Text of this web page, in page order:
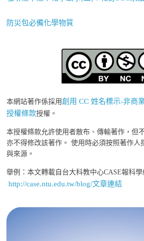
防災包必備化學物質
本網站著作係採用創用 CC 姓名標示-非商
授權條款授權。
本授權條款允許使用者散布、傳輸著作，但
亦不得修改該著作。 使用時必須按照著作人
與來源。
舉例：本文轉載自台大科教中心CASE報科學
http://case.ntu.edu.tw/blog/文章連結